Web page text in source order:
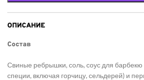
ОПИСАНИЕ
Состав
Свиные ребрышки, соль, соус для
специи, включая горчицу, сельдерей) и